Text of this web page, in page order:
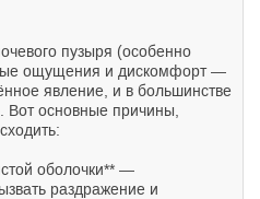
пузыря (особенно
ощущения и дискомфорт —
явление, и в большинстве
Вот основные причины,
оболочки** —
раздражение и